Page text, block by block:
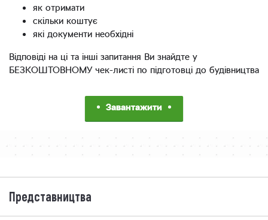
як отримати
скільки коштує
які документи необхідні
Відповіді на ці та інші запитання Ви знайдте у
БЕЗКОШТОВНОМУ чек-листі по підготовці до будівництва
Завантажити
Представництва